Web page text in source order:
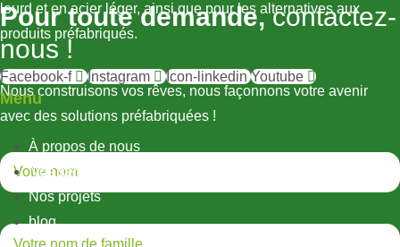
lourd et en acier léger, ainsi que pour les alternatives aux
produits préfabriqués.
Facebook-f Instagram Icon-linkedin Youtube
Menu
À propos de nous
Nos services
Nos projets
blog
Pour toute demande,contactez-
nous !
Nous construisons vos rêves, nous façonnons votre avenir
avec des solutions préfabriquées !